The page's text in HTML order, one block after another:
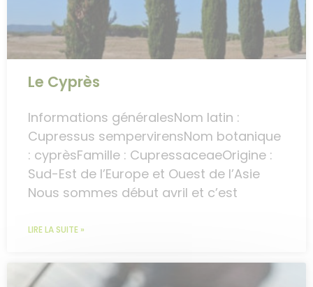
Le Cyprès
Informations généralesNom latin :
Cupressus sempervirensNom botanique
: cyprèsFamille : CupressaceaeOrigine :
Sud-Est de l’Europe et Ouest de l’Asie
Nous sommes début avril et c’est
LIRE LA SUITE »